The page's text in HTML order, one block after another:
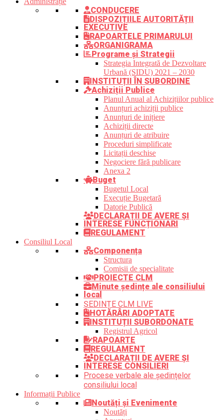
CONDUCERE
DISPOZIȚIILE AUTORITĂȚII
EXECUTIVE
RAPOARTELE PRIMARULUI
ORGANIGRAMA
Programe și Strategii
Strategia Integrată de Dezvoltare
Urbană (SIDU) 2021 – 2030
INSTITUȚII ÎN SUBORDINE
Achiziții Publice
Planul Anual al Achizițiilor publice
Anunțuri achiziții publice
Anunțuri de inițiere
Achiziții directe
Anunțuri de atribuire
Proceduri simplificate
Licitații deschise
Negociere fără publicare
Anexa 2
Buget
Bugetul Local
Execuție Bugetară
Datorie Publică
DECLARAȚII DE AVERE ȘI
INTERESE FUNCȚIONARI
REGULAMENT
Consiliul Local
Componența
Structura
Comisii de specialitate
PROIECTE CLM
Minute ședințe ale consiliului
local
ȘEDINȚE CLM LIVE
HOTĂRÂRI ADOPTATE
INSTITUȚII SUBORDONATE
Registrul Agricol
RAPOARTE
REGULAMENT
DECLARAȚII DE AVERE ȘI
INTERESE CONSILIERI
Procese verbale ale ședințelor
consiliului local
Informații Publice
Noutăți și Evenimente
Noutăți